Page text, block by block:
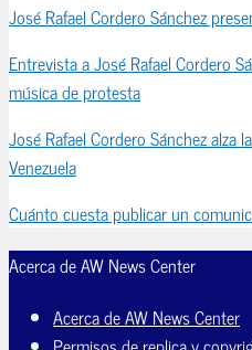
José Rafael Cordero Sánchez
Entrevista a José Rafael Cordero
música de protesta
José Rafael Cordero Sánchez
Venezuela
Cuánto cuesta publicar un
Acerca de AW News Center
Acerca de AW News Center